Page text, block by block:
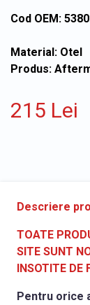
Cod OEM:
Material: Otel
Produs:
215 Lei
Descriere
TOATE
SITE SUNT
INSOTITE DE
Pentru orice